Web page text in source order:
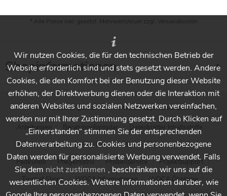
* Alle Preise inkl. gesetzl. Mehrwertsteuer zzgl. Versandkosten
Shopinformationen
* Alle Preise inkl. gesetzl. Mehrwertsteuer zzgl.Versandkosten
Anleitungen Beratungsformular
Datenblätter Inhaltsstoffe
Händlersuche - Finden Sie Ihren Händler vor Ort
Holzpflege
Padkunde
Pflegematrix Probenservice
Projektsupport
Trusted Shops
WOCA Informationen
WOCA Ökologie
Wir nutzen Cookies, die für den technischen Betrieb der
Website erforderlich sind und stets gesetzt werden. Andere
Cookies, die den Komfort bei der Benutzung dieser Website
erhöhen, der Direktwerbung dienen oder die Interaktion mit
anderen Websites und sozialen Netzwerken vereinfachen,
werden nur mit Ihrer Zustimmung gesetzt. Durch Klicken auf
„Einverstanden“ stimmen Sie der entsprechenden
Datenverarbeitung zu. Cookies und personenbezogene
Daten werden für personalisierte Werbung verwendet. Falls
Sie dem nicht zustimmen , beschränken wir uns auf die
wesentlichen Cookies. Weitere Informationen darüber, wie